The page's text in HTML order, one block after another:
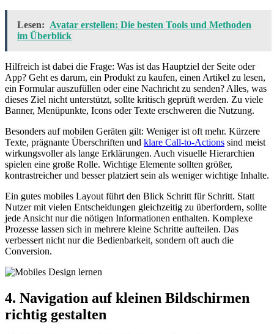
Lesen: Avatar erstellen: Die besten Tools und Methoden
im Überblick
Hilfreich ist dabei die Frage: Was ist das Hauptziel der Seite oder
App? Geht es darum, ein Produkt zu kaufen, einen Artikel zu lesen,
ein Formular auszufüllen oder eine Nachricht zu senden? Alles, was
dieses Ziel nicht unterstützt, sollte kritisch geprüft werden. Zu viele
Banner, Menüpunkte, Icons oder Texte erschweren die Nutzung.
Besonders auf mobilen Geräten gilt: Weniger ist oft mehr. Kürzere
Texte, prägnante Überschriften und klare Call-to-Actions sind meist
wirkungsvoller als lange Erklärungen. Auch visuelle Hierarchien
spielen eine große Rolle. Wichtige Elemente sollten größer,
kontrastreicher und besser platziert sein als weniger wichtige Inhalte.
Ein gutes mobiles Layout führt den Blick Schritt für Schritt. Statt
Nutzer mit vielen Entscheidungen gleichzeitig zu überfordern, sollte
jede Ansicht nur die nötigen Informationen enthalten. Komplexe
Prozesse lassen sich in mehrere kleine Schritte aufteilen. Das
verbessert nicht nur die Bedienbarkeit, sondern oft auch die
Conversion.
4. Navigation auf kleinen Bildschirmen
richtig gestalten